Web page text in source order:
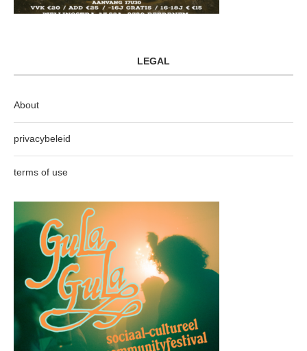
LEGAL
About
privacybeleid
terms of use